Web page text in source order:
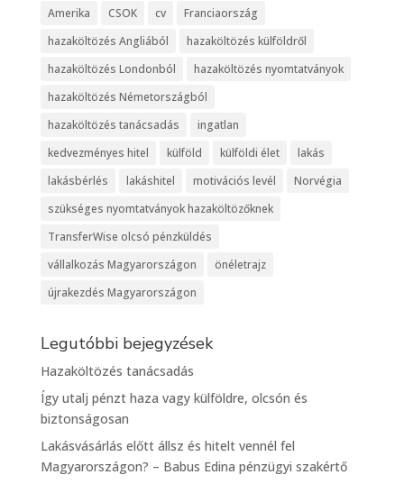
Amerika CSOK cv
Franciaország
hazaköltözés Angliából
hazaköltözés külföldről
hazaköltözés Londonból
hazaköltözés nyomtatványok
hazaköltözés Németországból
hazaköltözés tanácsadás
ingatlan
kedvezményes hitel
külföld külföldi élet
lakás
lakásbérlés
lakáshitel motivációs levél
Norvégia
szükséges nyomtatványok hazaköltözőknek
TransferWise olcsó pénzküldés
vállalkozás Magyarországon
önéletrajz
újrakezdés Magyarországon
Legutóbbi bejegyzések
Hazaköltözés tanácsadás
Így utalj pénzt haza vagy külföldre, olcsón és
biztonságosan
Lakásvásárlás előtt állsz és hitelt vennél fel
Magyarországon? – Babus Edina pénzügyi szakértő